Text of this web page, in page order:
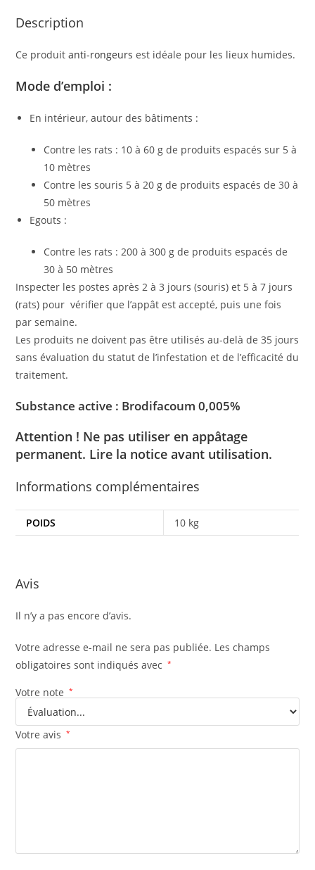
Description
Ce produitanti-rongeurs est idéale pour les lieux humides.
Mode d’emploi :
En intérieur, autour des bâtiments :
Contre les rats : 10 à 60 g de produits espacés sur 5 à
10 mètres
Contre les souris 5 à 20 g de produits espacés de 30 à
50 mètres
Egouts :
Contre les rats : 200 à 300 g de produits espacés de
30 à 50 mètres
Inspecter les postes après 2 à 3 jours (souris) et 5 à 7 jours
(rats) pour vérifier que l’appât est accepté, puis une fois
par semaine.
Les produits ne doivent pas être utilisés au-delà de 35 jours
sans évaluation du statut de l’infestation et de l’efficacité du
traitement.
Substance active : Brodifacoum 0,005%
Attention ! Ne pas utiliser en appâtage
permanent. Lire la notice avant utilisation.
Informations complémentaires
POIDS 10 kg
Avis
Il n’y a pas encore d’avis.
Votre adresse e-mail ne sera pas publiée. Les champs
obligatoires sont indiqués avec
*
Votre note *
Votre avis *